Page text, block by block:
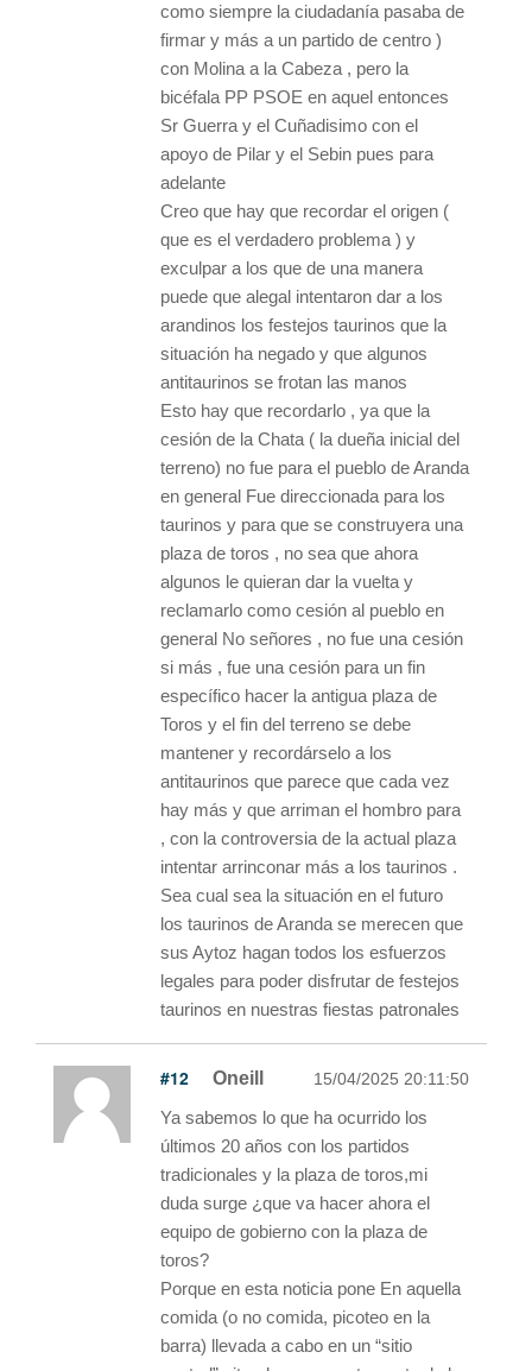
como siempre la ciudadanía pasaba de
firmar y más a un partido de centro )
con Molina a la Cabeza , pero la
bicéfala PP PSOE en aquel entonces
Sr Guerra y el Cuñadisimo con el
apoyo de Pilar y el Sebin pues para
adelante
Creo que hay que recordar el origen (
que es el verdadero problema ) y
exculpar a los que de una manera
puede que alegal intentaron dar a los
arandinos los festejos taurinos que la
situación ha negado y que algunos
antitaurinos se frotan las manos
Esto hay que recordarlo , ya que la
cesión de la Chata ( la dueña inicial del
terreno) no fue para el pueblo de Aranda
en general Fue direccionada para los
taurinos y para que se construyera una
plaza de toros , no sea que ahora
algunos le quieran dar la vuelta y
reclamarlo como cesión al pueblo en
general No señores , no fue una cesión
si más , fue una cesión para un fin
específico hacer la antigua plaza de
Toros y el fin del terreno se debe
mantener y recordárselo a los
antitaurinos que parece que cada vez
hay más y que arriman el hombro para
, con la controversia de la actual plaza
intentar arrinconar más a los taurinos .
Sea cual sea la situación en el futuro
los taurinos de Aranda se merecen que
sus Aytoz hagan todos los esfuerzos
legales para poder disfrutar de festejos
taurinos en nuestras fiestas patronales
#12 Oneill 15/04/2025 20:11:50
Ya sabemos lo que ha ocurrido los
últimos 20 años con los partidos
tradicionales y la plaza de toros,mi
duda surge ¿que va hacer ahora el
equipo de gobierno con la plaza de
toros?
Porque en esta noticia pone En aquella
comida (o no comida, picoteo en la
barra) llevada a cabo en un “sitio